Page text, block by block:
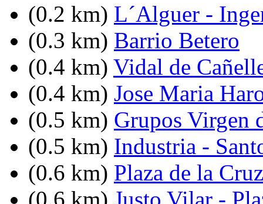
(0.2 km) L´Alguer -
(0.3 km) Barrio Betero
(0.4 km) Vidal de
(0.4 km) Jose Maria
(0.5 km) Grupos Virgen
(0.5 km) Industria -
(0.6 km) Plaza de la
(0.6 km) Justo Vilar -